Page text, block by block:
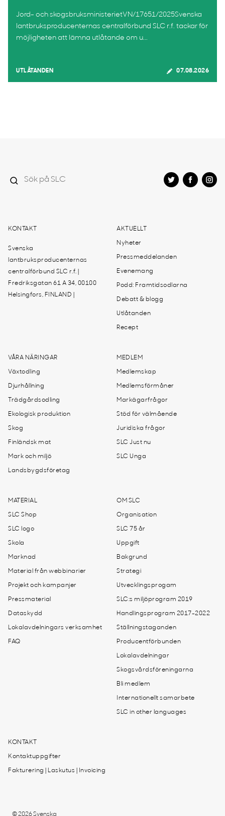
Jord- och skogsbruksministerietVN/17651/2025Svenska
lantbruksproducenternas centralförbund SLC r.f. tackar för
möjligheten att lämna utlåtande om u...
UTLÅTANDEN 07.08.2026
KONTAKT
Svenska
lantbruksproducenternas
centralförbund SLC r.f. |
Fredriksgatan 61 A 34, 00100
Helsingfors, FINLAND |
AKTUELLT
Nyheter
Pressmeddelanden
Evenemang
Podd: Framtidsodlarna
Debatt & blogg
Utlåtanden
Recept
VÅRA NÄRINGAR
Växtodling
Djurhållning
Trädgårdsodling
Ekologisk produktion
Skog
Finländsk mat
Mark och miljö
Landsbygdsföretag
MEDLEM
Medlemskap
Medlemsförmåner
Markägarfrågor
Stöd för välmående
Juridiska frågor
SLC Just nu
SLC Unga
MATERIAL
SLC Shop
SLC logo
Skola
Marknad
Material från webbinarier
Projekt och kampanjer
Pressmaterial
Dataskydd
Lokalavdelningars verksamhet
FAQ
OM SLC
Organisation
SLC 75 år
Uppgift
Bakgrund
Strategi
Utvecklingsprogam
SLC:s miljöprogram 2019
Handlingsprogram 2017-2022
Ställningstaganden
Producentförbunden
Lokalavdelningar
Skogsvårdsföreningarna
Bli medlem
Internationellt samarbete
SLC in other languages
KONTAKT
Kontaktuppgifter
Fakturering | Laskutus | Invoicing
© 2026 Svenska